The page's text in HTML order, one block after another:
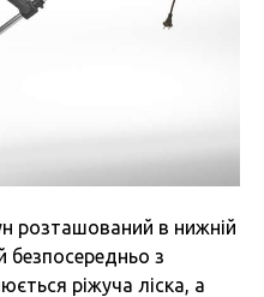
розташований в нижній
безпосередньо з
ріжуча ліска, а